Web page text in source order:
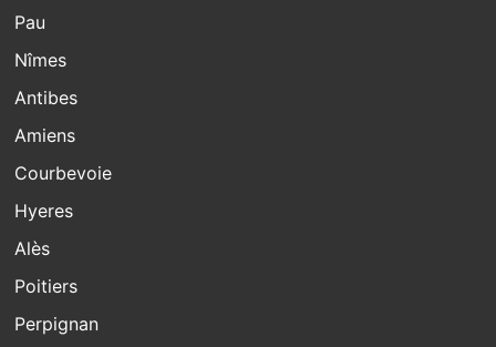
Pau
Nîmes
Antibes
Amiens
Courbevoie
Hyeres
Alès
Poitiers
Perpignan